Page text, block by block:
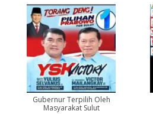
Gubernur Terpilih Oleh
Masyarakat Sulut